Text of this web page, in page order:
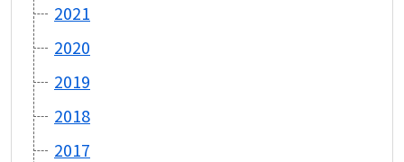
2021
2020
2019
2018
2017